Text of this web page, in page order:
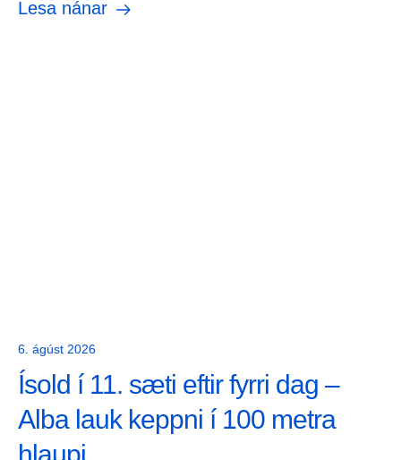
Lesa nánar
6. ágúst 2026
Ísold í 11. sæti eftir fyrri dag –
Alba lauk keppni í 100 metra